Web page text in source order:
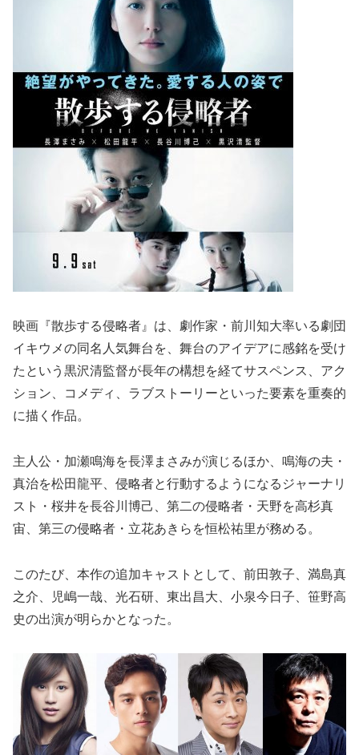
映画『散歩する侵略者』は、劇作家・前川知大率いる劇団
イキウメの同名人気舞台を、舞台のアイデアに感銘を受け
たという黒沢清監督が長年の構想を経てサスペンス、アク
ション、コメディ、ラブストーリーといった要素を重奏的
に描く作品。
主人公・加瀬鳴海を長澤まさみが演じるほか、鳴海の夫・
真治を松田龍平、侵略者と行動するようになるジャーナリ
スト・桜井を長谷川博己、第二の侵略者・天野を高杉真
宙、第三の侵略者・立花あきらを恒松祐里が務める。
このたび、本作の追加キャストとして、前田敦子、満島真
之介、児嶋一哉、光石研、東出昌大、小泉今日子、笹野高
史の出演が明らかとなった。